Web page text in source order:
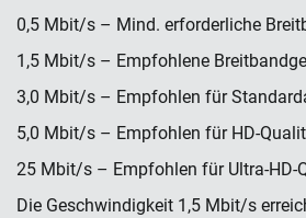
0,5 Mbit/s – Mind. erforderliche
1,5 Mbit/s – Empfohlene
3,0 Mbit/s – Empfohlen für
5,0 Mbit/s – Empfohlen für HD-
25 Mbit/s – Empfohlen für Ultra-HD-
Die Geschwindigkeit 1,5 Mbit/s